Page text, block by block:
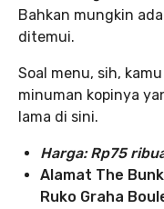
Bahkan mungkin
ditemui.
Soal menu, sih,
minuman kopinya
lama di sini.
Harga: Rp75
Alamat The
Ruko Graha